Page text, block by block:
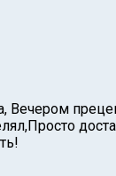
Вечером